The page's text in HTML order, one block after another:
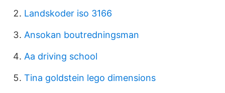
Landskoder iso 3166
Ansokan boutredningsman
Aa driving school
Tina goldstein lego dimensions